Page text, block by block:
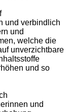
und verbindlich
und
welche die
unverzichtbare
und so
und